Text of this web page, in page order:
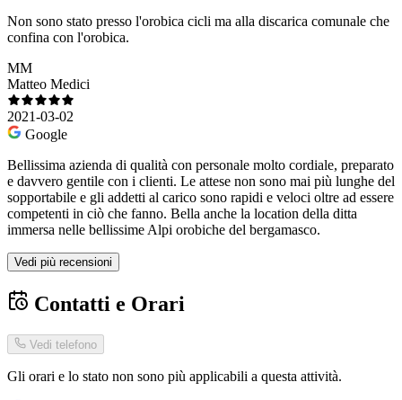
Non sono stato presso l'orobica cicli ma alla discarica comunale che
confina con l'orobica.
MM
Matteo Medici
2021-03-02
Google
Bellissima azienda di qualità con personale molto cordiale, preparato
e davvero gentile con i clienti. Le attese non sono mai più lunghe del
sopportabile e gli addetti al carico sono rapidi e veloci oltre ad essere
competenti in ciò che fanno. Bella anche la location della ditta
immersa nelle bellissime Alpi orobiche del bergamasco.
Vedi più recensioni
Contatti e Orari
Vedi telefono
Gli orari e lo stato non sono più applicabili a questa attività.